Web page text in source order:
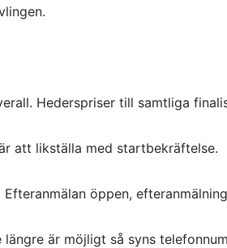
Hederspriser till samtliga
att likställa med startbekräftelse.
öppen,
är möjligt så syns